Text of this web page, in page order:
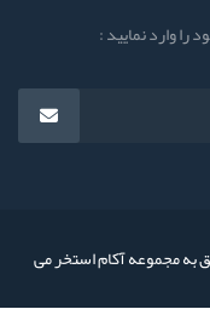
را وارد نمایید :
مجموعه آکام استخر می